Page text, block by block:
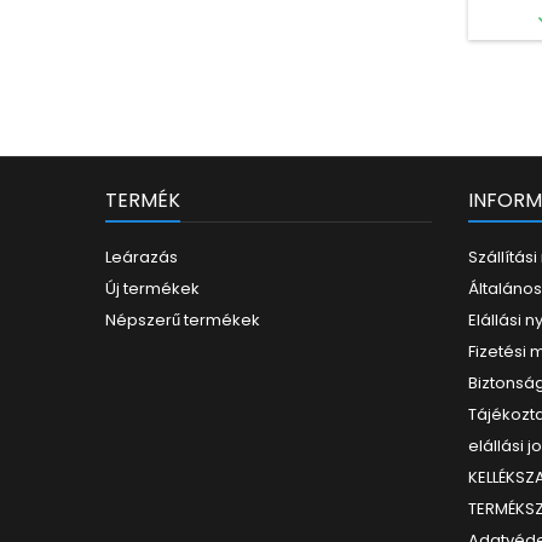
color:
TERMÉK
Leárazás
Új termékek
Népszerű termékek
Elállási
Fizetési
elállási